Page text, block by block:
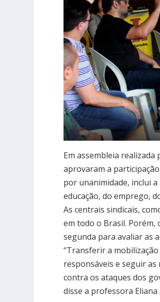
Em assembleia realizada
aprovaram a
por unanimidade, inclui
educação, do emprego,
As centrais sindicais,
em todo o Brasil. Porém,
segunda para avaliar as
“Transferir a
responsáveis e seguir
contra os ataques dos
disse a professora Eliana